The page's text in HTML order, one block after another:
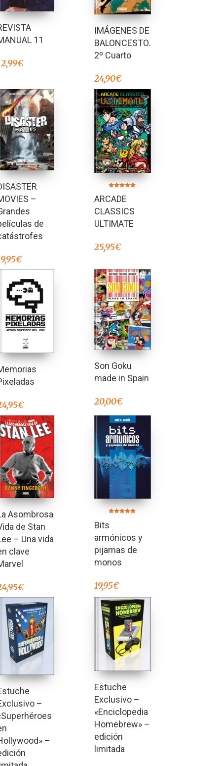
11
€
IMÁGENES DE
BALONCESTO.
2º Cuarto
24,90€
–
de
€
5.00
de 5
ARCADE
CLASSICS
ULTIMATE
25,95€
€
Son Goku
made in Spain
20,00€
Asombrosa
de Stan
– Una vida
clave
€
5.00
de 5
Bits
armónicos y
pijamas de
monos
19,95€
–
–
Estuche
Exclusivo –
«Enciclopedia
Homebrew» –
edición
limitada